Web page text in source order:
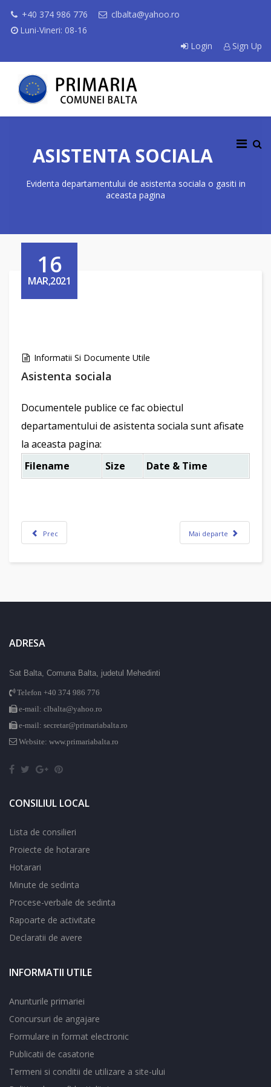
+40 374 986 776
clbalta@yahoo.ro
Luni-Vineri: 08-16
Login
Sign Up
ASISTENTA SOCIALA
Evidenta departamentului de asistenta sociala o gasiti in
aceasta pagina
16
MAR,2021
Informatii Si Documente Utile
Asistenta sociala
Documentele publice ce fac obiectul
departamentului de asistenta sociala sunt afisate
la aceasta pagina:
Filename
Size Date & Time
Prec Mai departe
ADRESA
Sat Balta, Comuna Balta, judetul Mehedinti
Telefon +40 374 986 776
e-mail: clbalta@yahoo.ro
e-mail: secretar@primariabalta.ro
Website: www.primariabalta.ro
CONSILIUL LOCAL
Lista de consilieri
Proiecte de hotarare
Hotarari
Minute de sedinta
Procese-verbale de sedinta
Rapoarte de activitate
Declaratii de avere
INFORMATII UTILE
Anunturile primariei
Concursuri de angajare
Formulare in format electronic
Publicatii de casatorie
Termeni si conditii de utilizare a site-ului